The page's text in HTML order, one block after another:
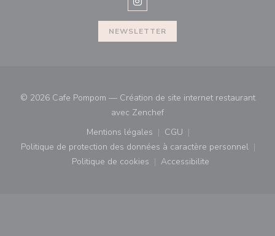
Instagram ((ouvre une nouvelle
NEWSLETTER
© 2026 Cafe Pompom — Création de site internet restaurant
avec Zenchef((ouvre une nouvelle
Mentions légales
((ouvre une nouvelle fenêtre))
CGU
((ouvre une nouvelle
Politique de protection des données à caractère personnel
((ouvre une nouvelle fenêtre))
Politique de cookies
((ouvre une nouvelle fenêtre))
Accessibilite
((ouvre une nouvelle